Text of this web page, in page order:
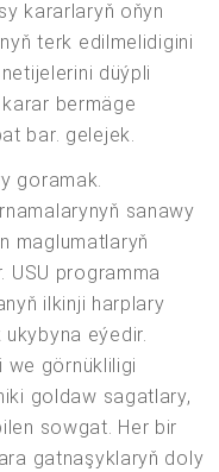
kararlaryň oňyn
terk edilmelidigini
düýpli
bermäge
bar. gelejek.
goramak.
sanawy
maglumatlaryň
USU programma
ilkinji harplary
eýedir.
we görnükliligi
goldaw sagatlary,
sowgat. Her bir
gatnaşyklaryň doly